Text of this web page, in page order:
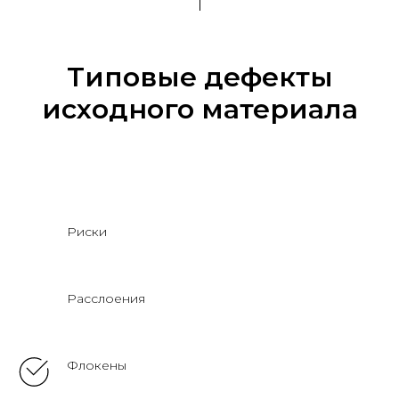
Типовые дефекты
исходного материала
Риски
Расслоения
Флокены